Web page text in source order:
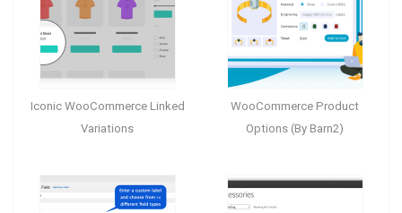
Iconic WooCommerce Linked
Variations
WooCommerce Product
Options (By Barn2)